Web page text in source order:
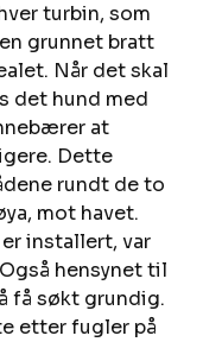
turbin, som
grunnet bratt
Når det skal
det hund med
at
Dette
rundt de to
mot havet.
installert, var
hensynet til
få søkt grundig.
etter fugler på